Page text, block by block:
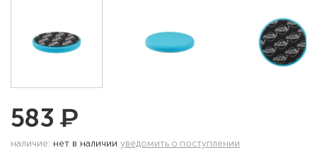
583 ₽
наличие: нет в наличии уведомить о поступлении